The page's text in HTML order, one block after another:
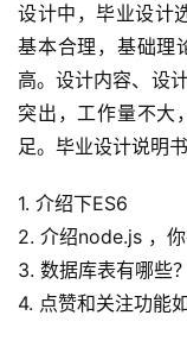
设计中，毕业设计
基本合理，基础理
高。设计内容、设
突出，工作量不大
足。毕业设计说明
1. 介绍下ES6
2. 介绍node.js ，
3. 数据库表有哪些？
4. 点赞和关注功能